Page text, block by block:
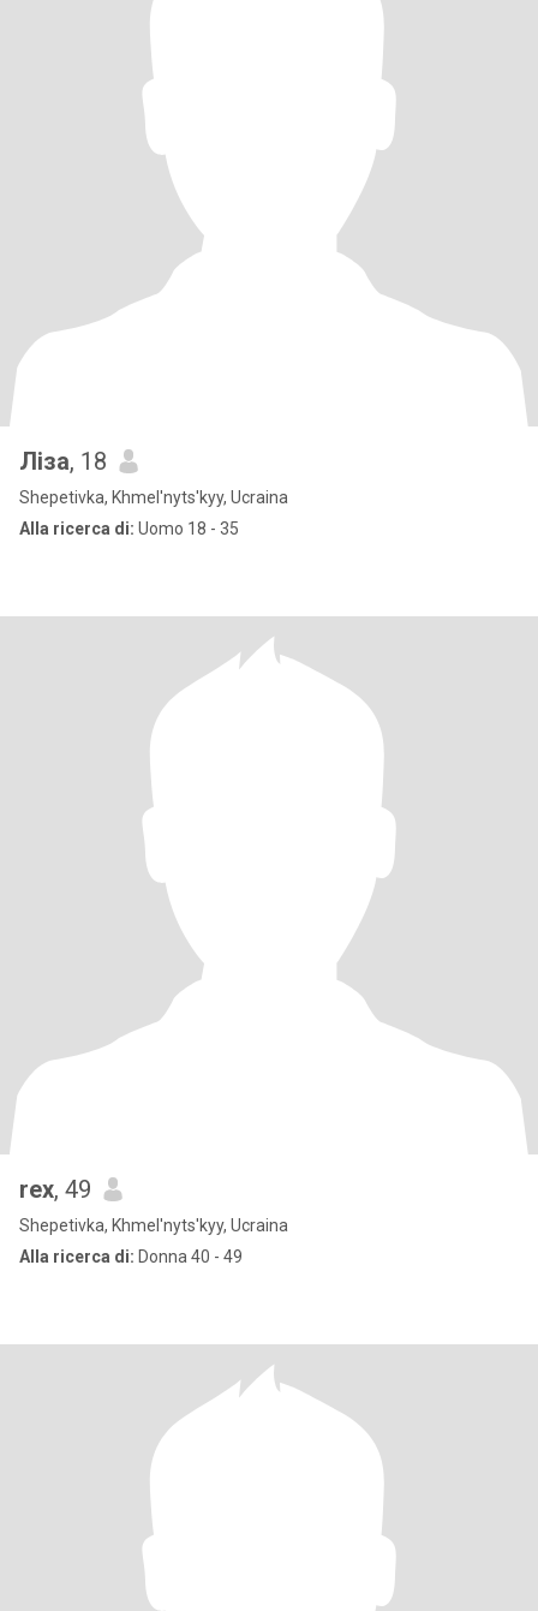
Ліза, 18
Shepetivka, Khmel'nyts'kyy, Ucraina
Alla ricerca di: Uomo 18 - 35
rex, 49
Shepetivka, Khmel'nyts'kyy, Ucraina
Alla ricerca di: Donna 40 - 49